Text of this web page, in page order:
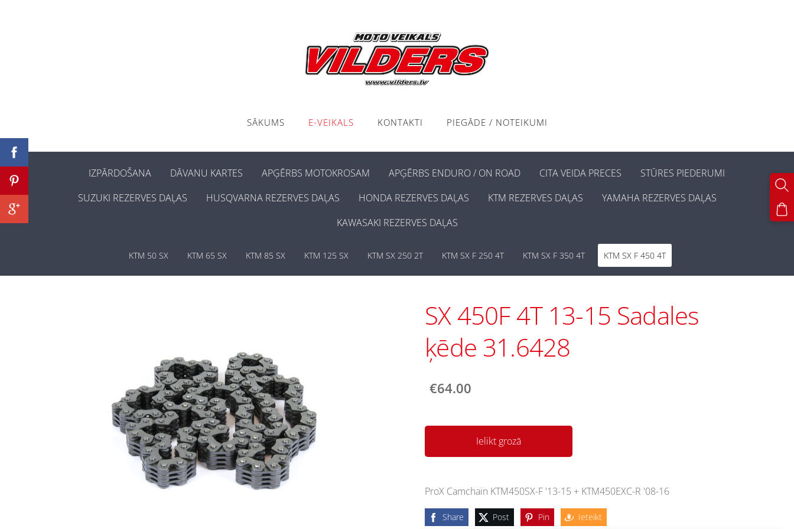
SĀKUMS E-VEIKALS KONTAKTI PIEGĀDE / NOTEIKUMI
IZPĀRDOŠANA DĀVANU KARTES APĢĒRBS MOTOKROSAM APĢĒRBS ENDURO / ON ROAD CITA VEIDA PRECES
STŪRES PIEDERUMI
SUZUKI REZERVES DAĻAS
HUSQVARNA REZERVES DAĻAS HONDA REZERVES DAĻAS KTM REZERVES DAĻAS
YAMAHA REZERVES DAĻAS
KAWASAKI REZERVES DAĻAS
KTM 50 SX KTM 65 SX KTM 85 SX KTM 125 SX KTM SX 250 2T KTM SX F 250 4T KTM SX F 350 4T KTM SX F 450 4T
SX 450F 4T 13-15 Sadales
ķēde 31.6428
€64.00
Ielikt grozā
ProX Camchain KTM450SX-F '13-15 + KTM450EXC-R '08-16
Share Post Pin Ieteikt